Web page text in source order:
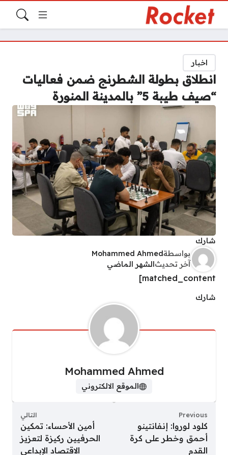
اخبار
انطلاق بطولة الشطرنج ضمن فعاليات
“صيف طيبة 5” بالمدينة المنورة
شارك
بواسطةMohammed Ahmed
آخر تحديثالشهر الماضي
matched_content]
شارك
Mohammed Ahmed
الموقع الالكتروني
Previous
كلود لوروا: إنفانتينو
أحمق وخطر على كرة
القدم
التالي
أمين الأحساء: تمكين
الحرفيين ركيزة لتعزيز
الاقتصاد الإبداعي